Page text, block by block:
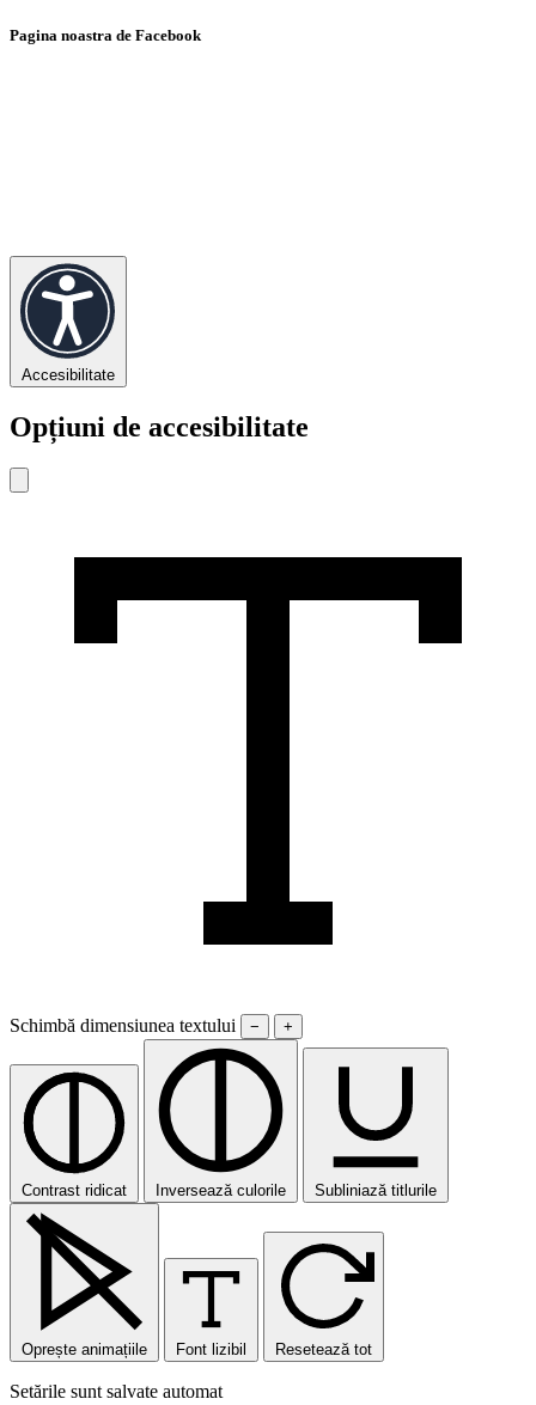
Pagina noastra de Facebook
Accesibilitate
Opțiuni de accesibilitate
Schimbă dimensiunea textului − +
Contrast ridicat Inversează culorile Subliniază titlurile
Oprește animațiile Font lizibil Resetează tot
Setările sunt salvate automat